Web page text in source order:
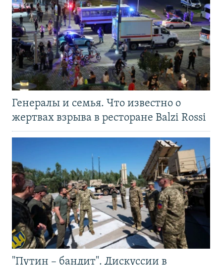
Генералы и семья. Что известно о
жертвах взрыва в ресторане Balzi Rossi
"Путин – бандит". Дискуссии в